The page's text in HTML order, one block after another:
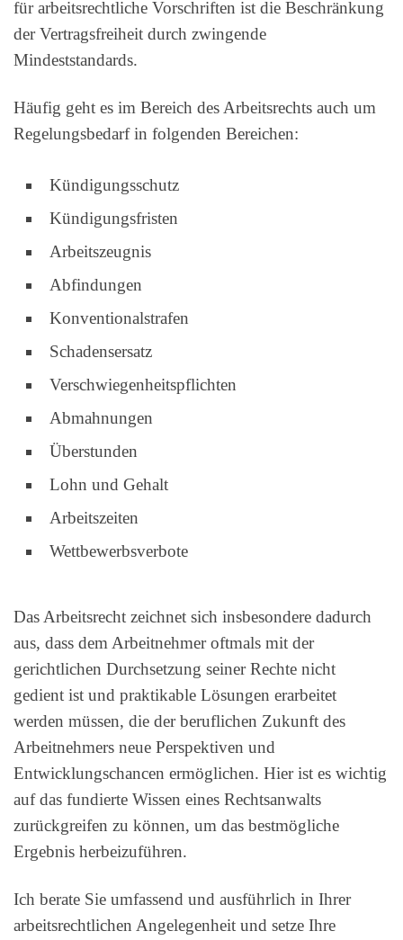
für arbeitsrechtliche Vorschriften ist die Beschränkung
der Vertragsfreiheit durch zwingende
Mindeststandards.
Häufig geht es im Bereich des Arbeitsrechts auch um
Regelungsbedarf in folgenden Bereichen:
Kündigungsschutz
Kündigungsfristen
Arbeitszeugnis
Abfindungen
Konventionalstrafen
Schadensersatz
Verschwiegenheitspflichten
Abmahnungen
Überstunden
Lohn und Gehalt
Arbeitszeiten
Wettbewerbsverbote
Das Arbeitsrecht zeichnet sich insbesondere dadurch
aus, dass dem Arbeitnehmer oftmals mit der
gerichtlichen Durchsetzung seiner Rechte nicht
gedient ist und praktikable Lösungen erarbeitet
werden müssen, die der beruflichen Zukunft des
Arbeitnehmers neue Perspektiven und
Entwicklungschancen ermöglichen. Hier ist es wichtig
auf das fundierte Wissen eines Rechtsanwalts
zurückgreifen zu können, um das bestmögliche
Ergebnis herbeizuführen.
Ich berate Sie umfassend und ausführlich in Ihrer
arbeitsrechtlichen Angelegenheit und setze Ihre